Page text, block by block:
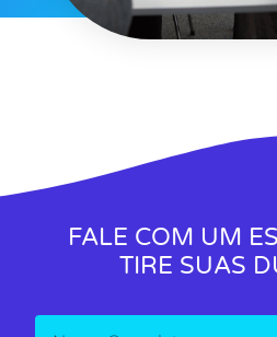
FALE COM UM
TIRE SUAS